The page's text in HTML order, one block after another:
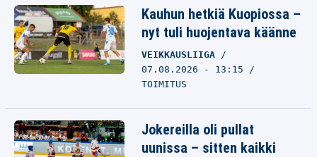
Kauhun hetkiä Kuopiossa –
nyt tuli huojentava käänne
VEIKKAUSLIIGA
07.08.2026 - 13:15
TOIMITUS
Jokereilla oli pullat
uunissa – sitten kaikki